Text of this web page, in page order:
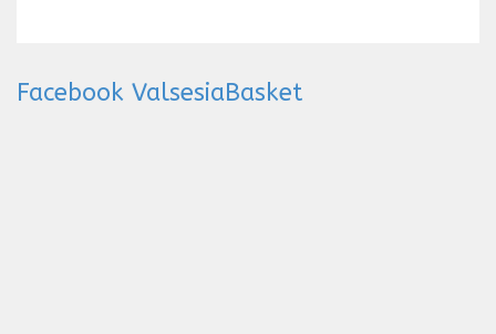
Facebook ValsesiaBasket